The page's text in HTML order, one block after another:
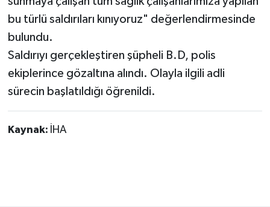
bu türlü saldırıları kınıyoruz" değerlendirmesinde
bulundu.
Saldırıyı gerçekleştiren şüpheli B.D, polis
ekiplerince gözaltına alındı. Olayla ilgili adli
sürecin başlatıldığı öğrenildi.
Kaynak: İHA